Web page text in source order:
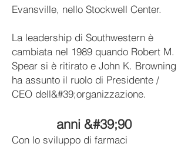
Evansville, nello Stockwell Center.
La leadership di Southwestern è
cambiata nel 1989 quando Robert M.
Spear si è ritirato e John K. Browning
ha assunto il ruolo di Presidente /
CEO dell&#39;organizzazione.
anni &#39;90
Con lo sviluppo di farmaci